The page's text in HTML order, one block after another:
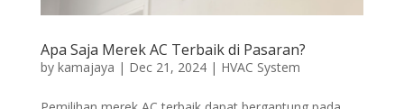
Apa Saja Merek AC Terbaik di Pasaran?
by kamajaya | Dec 21, 2024| HVAC System